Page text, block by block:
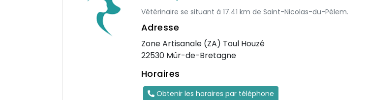
Vétérinaire se situant à 17.41 km de Saint-Nicolas-du-Pélem.
Adresse
Zone Artisanale (ZA) Toul Houzé
22530 Mûr-de-Bretagne
Horaires
Obtenir les horaires par téléphone